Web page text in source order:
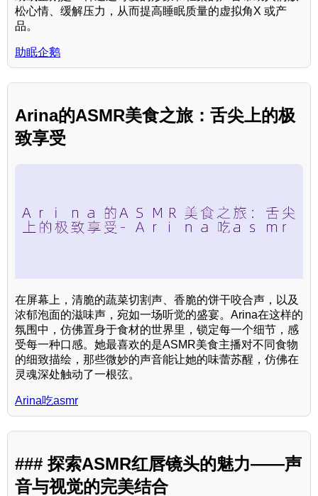
松心情、缓解压力，从而提高睡眠质量的虚拟角X 或产
品。
助眠企鹅
Arina的ASMR美食之旅：舌尖上的极
致享受
在屏幕上，清脆的蔬菜切割声、香脆的饼干咬合声，以及
浓郁泡面的滋味声，宛如一场听觉的盛宴。Arina在这样的
氛围中，仿佛置身于食材的世界里，锁定每一个细节，感
受每一种口感。她最喜欢的是ASMR美食主播对不同食物
的细致描绘，那些微妙的声音能让她的味蕾苏醒，仿佛在
灵魂深处触动了一根弦。
Arina吃asmr
### 探索ASMR红唇镜头的魅力——声
音与视觉的完美结合